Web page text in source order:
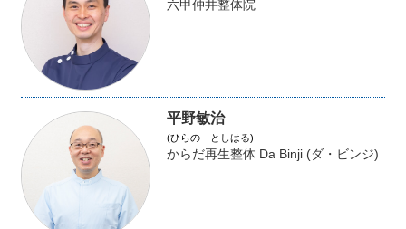
六甲仲井整体院
平野敏治
(ひらの としはる)
からだ再生整体 Da Binji (ダ・ビンジ)